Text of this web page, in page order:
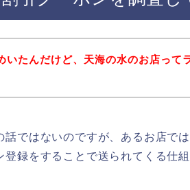
いたんだけど、天海の水のお店って
ではないのですが、あるお店で
登録をすることで送られてくる仕